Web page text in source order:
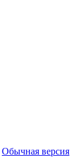
Обычная версия